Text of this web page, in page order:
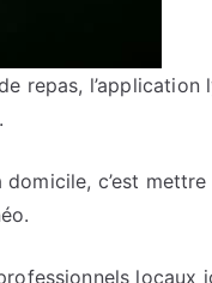
repas, l’application
c’est
locaux